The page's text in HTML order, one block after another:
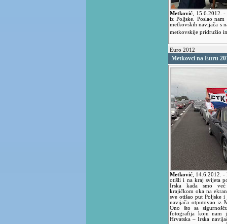
Metković 15.6.2012.-
iz Poljske. Poslao
metkovskih navijača s
metkovskije pridružio
Euro 2012
Metkovci na Euru
Metković 14.6.2012. -
otišli i na kraj svijeta
Irska kada smo već
krajičkom oka na
sve otišao put Poljske
navijača otputovao iz
Ono što sa
fotografija koju nam
Hrvatska – Irska